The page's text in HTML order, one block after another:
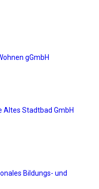
gGmbH
Altes Stadtbad GmbH
Bildungs- und